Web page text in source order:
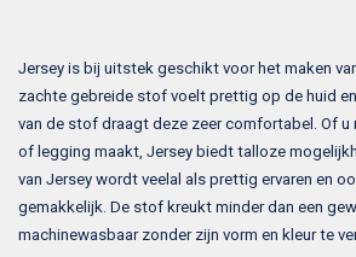
Jersey is bij uitstek geschikt voor het maken
zachte gebreide stof voelt prettig op de huid
van de stof draagt deze zeer comfortabel. Of u
of legging maakt, Jersey biedt talloze
van Jersey wordt veelal als prettig ervaren en
gemakkelijk. De stof kreukt minder dan een
machinewasbaar zonder zijn vorm en kleur te